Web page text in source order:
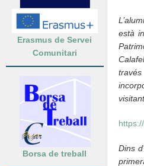
Erasmus de Servei
Comunitari
Borsa de treball
està
Dins